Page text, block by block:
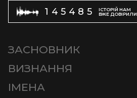
145485
ІСТОРІЙ НАМ
ВЖЕ ДОВІРИЛИ
ЗАСНОВНИК
ВИЗНАННЯ
ІМЕНА